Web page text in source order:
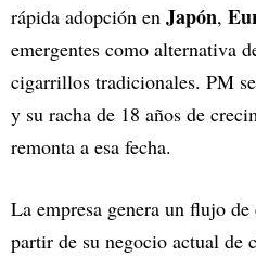
rápida adopción en Japón,
emergentes como alternativa
cigarrillos tradicionales. PM
y su racha de 18 años de
remonta a esa fecha.
La empresa genera un flujo
partir de su negocio actual